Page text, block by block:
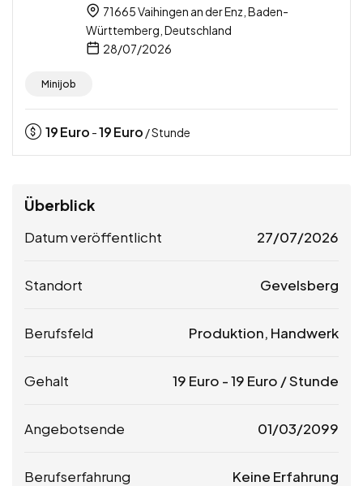
71665 Vaihingen an der Enz, Baden-
Württemberg, Deutschland
28/07/2026
Minijob
19Euro -19Euro / Stunde
Überblick
Datum veröffentlicht 27/07/2026
Standort Gevelsberg
Berufsfeld Produktion, Handwerk
Gehalt 19 Euro -19 Euro / Stunde
Angebotsende 01/03/2099
Berufserfahrung Keine Erfahrung